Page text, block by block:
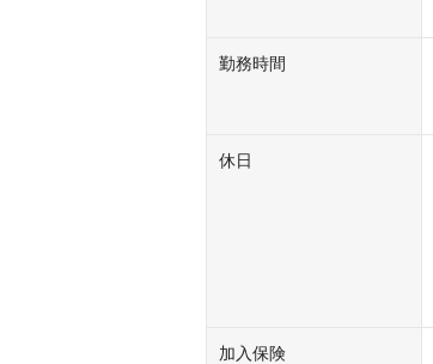
勤務時間
休日
加入保険